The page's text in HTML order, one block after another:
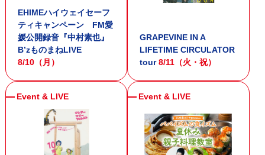
EHIMEハイウェイセーフ
ティキャンペーン FM愛
媛公開録音『中村素也』
B’zものまねLIVE
8/10（月）
GRAPEVINE IN A
LIFETIME CIRCULATOR
tour8/11（火・祝）